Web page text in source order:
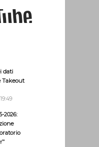
dati
Takeout
2026: